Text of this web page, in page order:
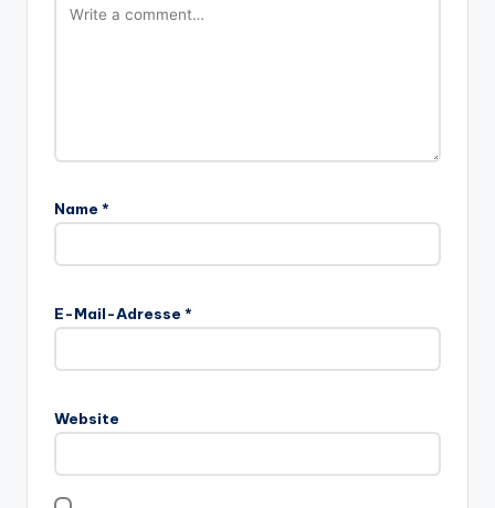
Name *
E-Mail-Adresse *
Website